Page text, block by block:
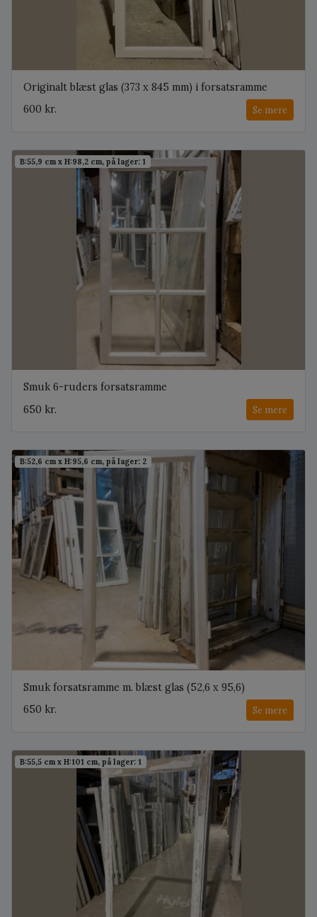
Originalt blæst glas (373 x 845 mm) i forsatsramme
600 kr.
Se mere
B:55,9 cm x H:98,2 cm, på lager: 1
Smuk 6-ruders forsatsramme
650 kr.
Se mere
B:52,6 cm x H:95,6 cm, på lager: 2
Smuk forsatsramme m. blæst glas (52,6 x 95,6)
650 kr.
Se mere
B:55,5 cm x H:101 cm, på lager: 1